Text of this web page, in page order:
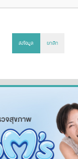
ส่งข้อมูล ยกเลิก